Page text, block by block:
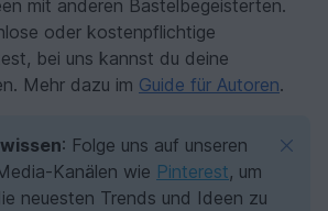
mit anderen Bastelbegeisterten.
oder kostenpflichtige
bei uns kannst du deine
Mehr dazu im Guide für Autoren.
: Folge uns auf unseren
Kanälen wie Pinterest, um
neuesten Trends und Ideen zu